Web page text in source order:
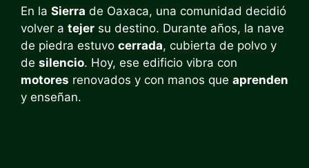
En la Sierra de Oaxaca, una comunidad decidió
volver a tejer su destino. Durante años, la nave
de piedra estuvo cerrada, cubierta de polvo y
de silencio. Hoy, ese edificio vibra con
motores renovados y con manos que aprenden
y enseñan.